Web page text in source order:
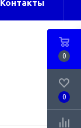
Контакты
0
0